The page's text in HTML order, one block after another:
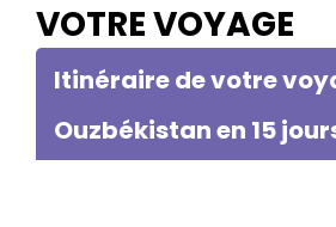
VOTRE VOYAGE
Itinéraire de votre
Ouzbékistan en 15